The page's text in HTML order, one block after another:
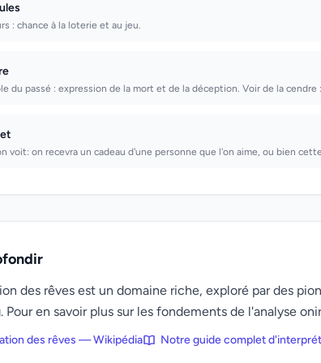
: chance à la loterie et au jeu.
du passé : expression de la mort et de la déception. Voir de la cendre
voit: on recevra un cadeau d'une personne que l'on aime, ou bien
des rêves est un domaine riche, exploré par des
Pour en savoir plus sur les fondements de l'analyse
des rêves — Wikipédia Notre guide complet